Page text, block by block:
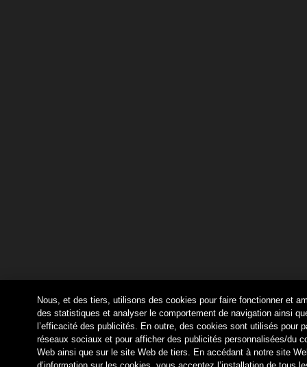
Nous, et des tiers, utilisons des cookies pour faire fonctionner et
des statistiques et analyser le comportement de navigation ainsi
l’efficacité des publicités. En outre, des cookies sont utilisés pour
réseaux sociaux et pour afficher des publicités personnalisées/du
Web ainsi que sur le site Web de tiers. En accédant à notre site